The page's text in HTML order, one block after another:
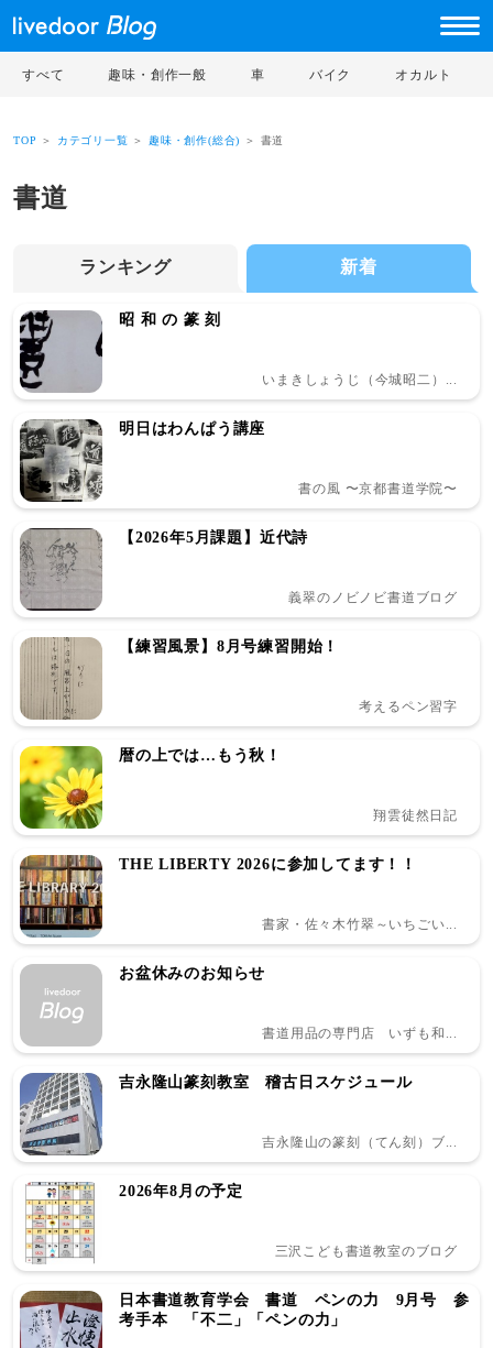
すべて 趣味・創作一般 車 バイク オカルト
TOP ＞ カテゴリ一覧 ＞趣味・創作(総合) ＞ 書道
書道
ランキング 新着
昭 和 の 篆 刻
いまきしょうじ（今城昭二）...
明日はわんぱう講座
書の風 〜京都書道学院〜
【2026年5月課題】近代詩
義翠のノビノビ書道ブログ
【練習風景】8月号練習開始！
考えるペン習字
暦の上では…もう秋！
翔雲徒然日記
THE LIBERTY 2026に参加してます！！
書家・佐々木竹翠～いちごい...
お盆休みのお知らせ
書道用品の専門店 いずも和...
吉永隆山篆刻教室 稽古日スケジュール
吉永隆山の篆刻（てん刻）ブ...
2026年8月の予定
三沢こども書道教室のブログ
日本書道教育学会 書道 ペンの力 9月号 参
考手本 「不二」「ペンの力」